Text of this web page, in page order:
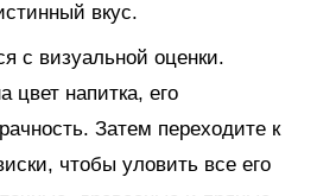
вкус.
с визуальной оценки.
цвет напитка, его
Затем переходите к
чтобы уловить все его